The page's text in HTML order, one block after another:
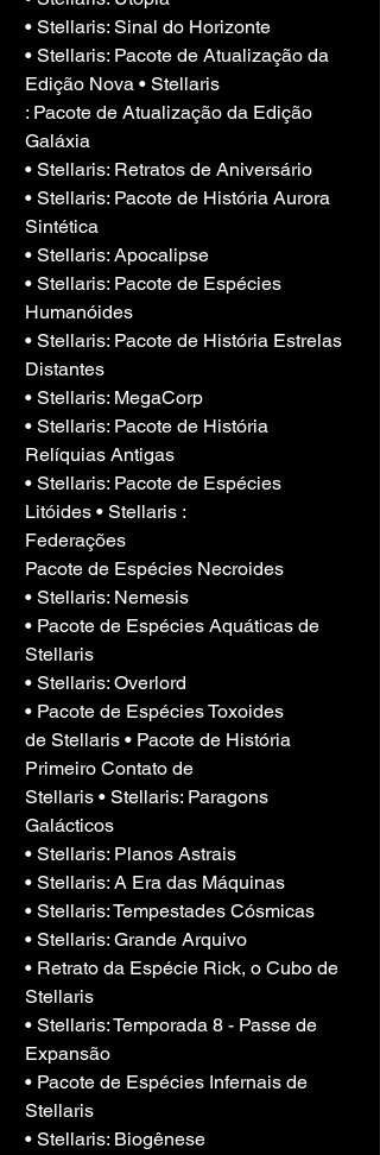
• Stellaris: Sinal do Horizonte
• Stellaris: Pacote de Atualização da
Edição Nova • Stellaris
: Pacote de Atualização da Edição
Galáxia
• Stellaris: Retratos de Aniversário
• Stellaris: Pacote de História Aurora
Sintética
• Stellaris: Apocalipse
• Stellaris: Pacote de Espécies
Humanóides
• Stellaris: Pacote de História Estrelas
Distantes
• Stellaris: MegaCorp
• Stellaris: Pacote de História
Relíquias Antigas
• Stellaris: Pacote de Espécies
Litóides • Stellaris :
Federações
Pacote de Espécies Necroides
• Stellaris: Nemesis
• Pacote de Espécies Aquáticas de
Stellaris
• Stellaris: Overlord
• Pacote de Espécies Toxoides
de Stellaris • Pacote de História
Primeiro Contato de
Stellaris • Stellaris: Paragons
Galácticos
• Stellaris: Planos Astrais
• Stellaris: A Era das Máquinas
• Stellaris: Tempestades Cósmicas
• Stellaris: Grande Arquivo
• Retrato da Espécie Rick, o Cubo de
Stellaris
• Stellaris: Temporada 8 - Passe de
Expansão
• Pacote de Espécies Infernais de
Stellaris
• Stellaris: Biogênese